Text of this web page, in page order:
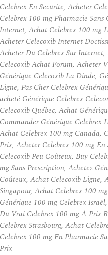
Celebrex En Securite, Acheter
Celebrex 100 mg Pharmacie
Internet, Achat Celebrex 100 mg
Acheter Celecoxib Internet
Acheter Du Celebrex Sur
Celecoxib Achat Forum, Acheter
Générique Celecoxib La Dinde,
Ligne, Pas Cher Celebrex
acheté Générique Celebrex
Celecoxib Québec, Achat
Commander Générique Celebrex
Achat Celebrex 100 mg Canada,
Prix, Acheter Celebrex 100 mg
Celecoxib Peu Coûteux, Buy
mg Sans Prescription, Achetez
Coûteux, Achat Celecoxib Ligne,
Singapour, Achat Celebrex 100
Générique 100 mg Celebrex
Du Vrai Celebrex 100 mg À Prix
Celebrex Strasbourg, Achat
Celebrex 100 mg En Pharmacie
Prix